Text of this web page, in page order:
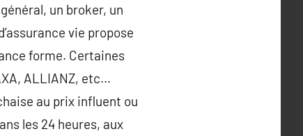
un broker, un
vie propose
forme. Certaines
ALLIANZ, etc…
au prix influent ou
les 24 heures, aux